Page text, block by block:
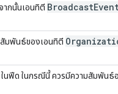
ากนั้นเอนทิตี Broadcast
สัมพันธ์ของเอนทิตี
ในฟีด ในกรณีนี้ ควรมีความสัมพันธ์